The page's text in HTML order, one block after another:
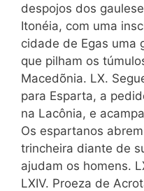
despojos dos
Itonéia, com uma
cidade de Egas uma
que pilham os
Macedõnia. LX.
para Esparta, a
na Lacônia, e
Os espartanos
trincheira diante de
ajudam os homens.
LXIV. Proeza de